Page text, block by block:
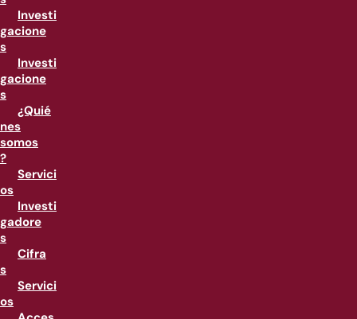
Investi
gacione
s
Investi
gacione
s
¿Quié
nes
somos
?
Servici
os
Investi
gadore
s
Cifra
s
Servici
os